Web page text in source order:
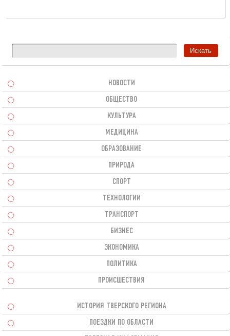
НОВОСТИ
ОБЩЕСТВО
КУЛЬТУРА
МЕДИЦИНА
ОБРАЗОВАНИЕ
ПРИРОДА
СПОРТ
ТЕХНОЛОГИИ
ТРАНСПОРТ
БИЗНЕС
ЭКОНОМИКА
ПОЛИТИКА
ПРОИСШЕСТВИЯ
ИСТОРИЯ ТВЕРСКОГО РЕГИОНА
ПОЕЗДКИ ПО ОБЛАСТИ